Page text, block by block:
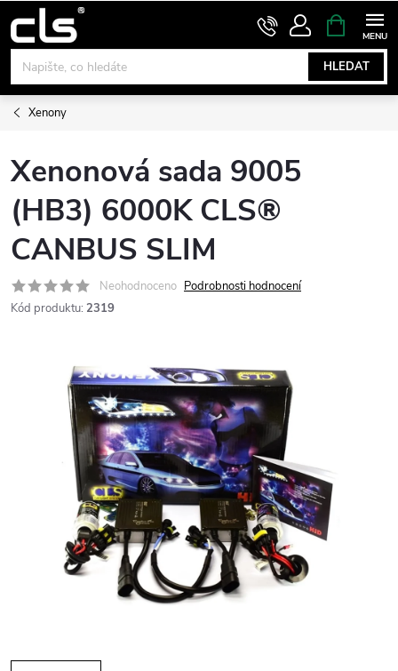
na
obsah
HLEDAT
NÁKUPNÍ
KOŠÍK
Xenony
Xenonová sada 9005
(HB3) 6000K CLS®
CANBUS SLIM
Neohodnoceno Podrobnosti hodnocení
Kód produktu: 2319